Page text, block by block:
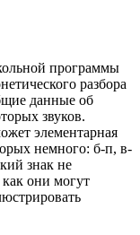
программы
разбора
данные об
звуков.
элементарная
немного: б-п, в-
знак не
как они могут